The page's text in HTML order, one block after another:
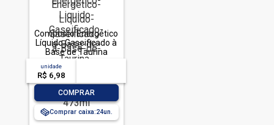
Composto Energético
Líquido Gaseificado à
Base de Taurina
Original TNT Lata
unidade
R$ 6,98
COMPRAR
Comprar caixa:24